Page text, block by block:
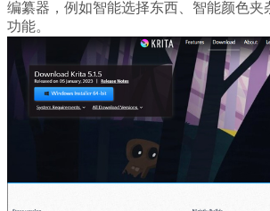
编纂器，例如智能选择东西、智能颜色夹
功能。